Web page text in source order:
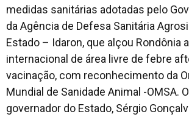
medidas sanitárias adotadas pelo
da Agência de Defesa Sanitária
Estado – Idaron, que alçou Rondônia
internacional de área livre de febre
vacinação, com reconhecimento da
Mundial de Sanidade Animal -OMSA.
governador do Estado, Sérgio